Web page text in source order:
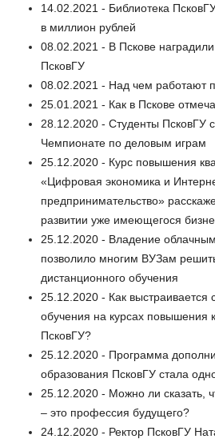
14.02.2021 - Библиотека
в миллион рублей
08.02.2021 - В Пскове
ПсковГУ
08.02.2021 - Над чем работают
25.01.2021 - Как в Пскове
28.12.2020 - Студенты ПсковГУ
Чемпионате по деловым играм
25.12.2020 - Курс повышения
«Цифровая экономика и
предпринимательство»
развитии уже имеющегося
25.12.2020 - Владение
позволило многим ВУЗам
дистанционного обучения
25.12.2020 - Как выстраивается
обучения на курсах повышения
ПсковГУ?
25.12.2020 - Программа
образования ПсковГУ стала
25.12.2020 - Можно ли сказать,
– это профессия будущего?
24.12.2020 - Ректор ПсковГУ